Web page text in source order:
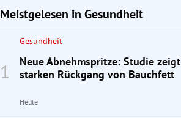
Meistgelesen in Gesundheit
Gesundheit
Neue Abnehmspritze: Studie zeigt
starken Rückgang von Bauchfett
Heute